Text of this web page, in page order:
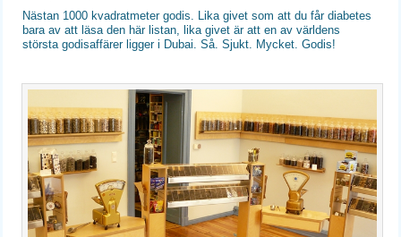
Nästan 1000 kvadratmeter godis. Lika givet som att du får diabetes
bara av att läsa den här listan, lika givet är att en av världens
största godisaffärer ligger i Dubai. Så. Sjukt. Mycket. Godis!